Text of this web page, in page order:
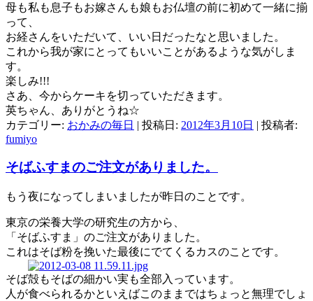
母も私も息子もお嫁さんも娘もお仏壇の前に初めて一緒に揃
って、
お経さんをいただいて、いい日だったなと思いました。
これから我が家にとってもいいことがあるような気がしま
す。
楽しみ!!!
さあ、今からケーキを切っていただきます。
英ちゃん、ありがとうね☆
カテゴリー: おかみの毎日 | 投稿日: 2012年3月10日 | 投稿者:
fumiyo
そばふすまのご注文がありました。
もう夜になってしまいましたが昨日のことです。
東京の栄養大学の研究生の方から、
「そばふすま」のご注文がありました。
これはそば粉を挽いた最後にでてくるカスのことです。
そば殻もそばの細かい実も全部入っています。
人が食べられるかといえばこのままではちょっと無理でしょ